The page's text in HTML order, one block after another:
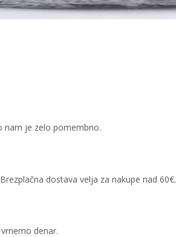
nam je zelo pomembno.
dostava velja za nakupe nad 60€.
denar.